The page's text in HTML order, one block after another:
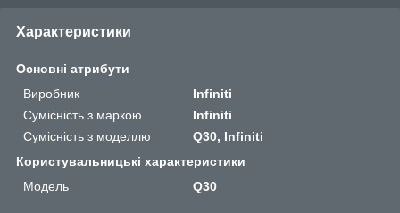
Характеристики
Основні атрибути
Виробник
Infiniti
Сумісність з маркою
Infiniti
Сумісність з моделлю
Q30, Infiniti
Користувальницькі характеристики
Мoдель
Q30